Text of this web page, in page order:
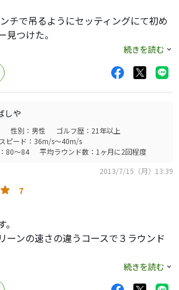
チで吊るようにセッティングにて初め
見つけた。
ティングした方がいいがした場合は抜
人間に34インチとか長すぎてた。
続きを読む
しや
性別：男性
ゴルフ歴：21年以上
ピード：36m/s～40m/s
80～84
平均ラウンド数：1ヶ月に2回程度
2013/7/15（月）13:39
7
ーンの速さの違うコースで３ラウンド
向性ともに満足のいくパターに出会え
続きを読む